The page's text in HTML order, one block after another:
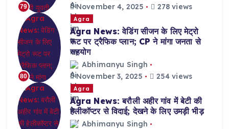
79
November 4, 2025
278 views
80
Agra
Agra News: वेडिंग सीजन के लिए मेट्रो
रूट पर ट्रैफिक प्लान; CP ने मांगा जनता से
सहयोग
Abhimanyu Singh
November 3, 2025
254 views
Agra
Agra News: बरौली अहीर गांव में बेटी की
हेलीकॉप्टर से विदाई; देखने के लिए उमड़ी भीड़
Abhimanyu Singh